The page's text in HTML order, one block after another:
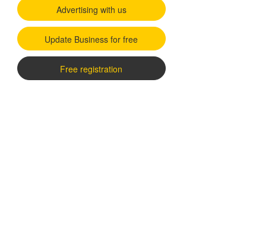
Advertising with us
Update Business for free
Free registration